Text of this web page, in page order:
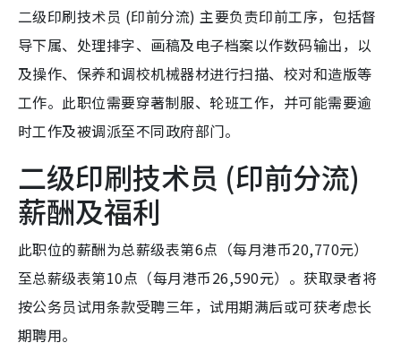
二级印刷技术员 (印前分流) 主要负责印前工序，包括督
导下属、处理排字、画稿及电子档案以作数码输出，以
及操作、保养和调校机械器材进行扫描、校对和造版等
工作。此职位需要穿著制服、轮班工作，并可能需要逾
时工作及被调派至不同政府部门。
二级印刷技术员 (印前分流)
薪酬及福利
此职位的薪酬为总薪级表第6点（每月港币20,770元）
至总薪级表第10点（每月港币26,590元）。获取录者将
按公务员试用条款受聘三年，试用期满后或可获考虑长
期聘用。